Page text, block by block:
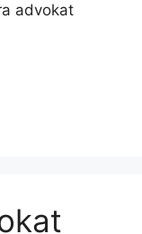
advokat